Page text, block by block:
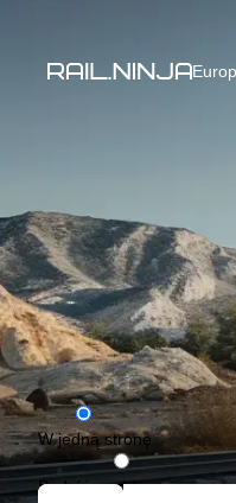
W jedną stronę
Podróż w obie strony